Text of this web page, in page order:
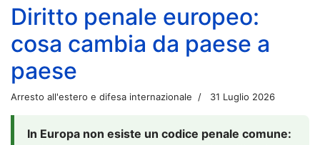
Diritto penale europeo:
cosa cambia da paese a
paese
Arresto all'estero e difesa internazionale 31 Luglio 2026
In Europa non esiste un codice penale comune: